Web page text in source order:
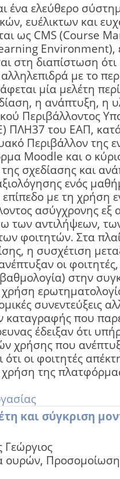
ένα ελεύθερο
ευέλικτων και
ως CMS (Course
Environment),
στη διαπίστωση
με το
μία μελέτη
η ανάπτυξη, η
Περιβάλλοντος
ΠΛΗ37 του ΕΑΠ,
Περιβάλλον της
Moodle και ο
της σχεδίασης και
ενός
με τη χρήση
ασύγχρονης
των αντιλήψεων,
φοιτητών. Στα
η συσχέτιση
οι
στην
χρήση
συνεντεύξεις
καταγραφής που
έδειξαν ότι
χρήσης που
ότι οι φοιτητές
της
και σύγκριση
ουρών, Προσομοίωση